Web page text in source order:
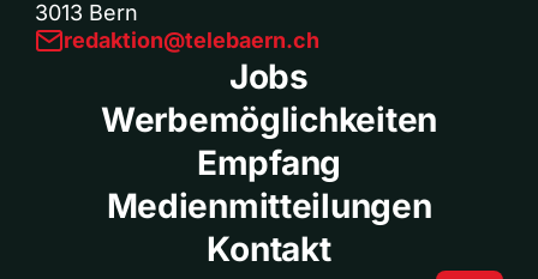
3013 Bern
redaktion@telebaern.ch
Jobs
Werbemöglichkeiten
Empfang
Medienmitteilungen
Kontakt